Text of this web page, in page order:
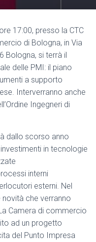
17:00, presso la CTC
di Bologna, in Via
Bologna, si terrà il
delle PMI: il piano
a supporto
Interverranno anche
Ingegneri di
dallo scorso anno
in tecnologie
interni
esterni. Nel
che verranno
Camera di commercio
ad un progetto
del Punto Impresa